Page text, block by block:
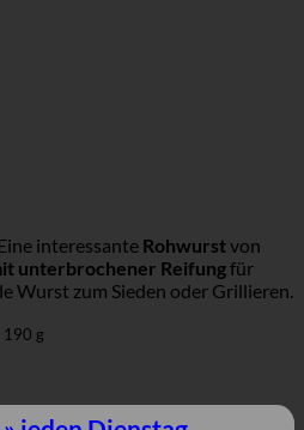
interessante Rohwurstvon
unterbrochener Reifungfür
Wurst zum Sieden oder Grillieren.
190 g